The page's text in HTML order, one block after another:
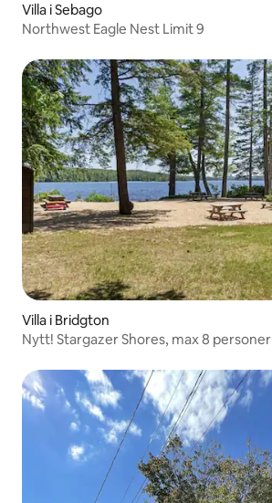
Villa i Sebago
Northwest Eagle Nest Limit 9
Villa i Bridgton
Nytt! Stargazer Shores, max 8 personer